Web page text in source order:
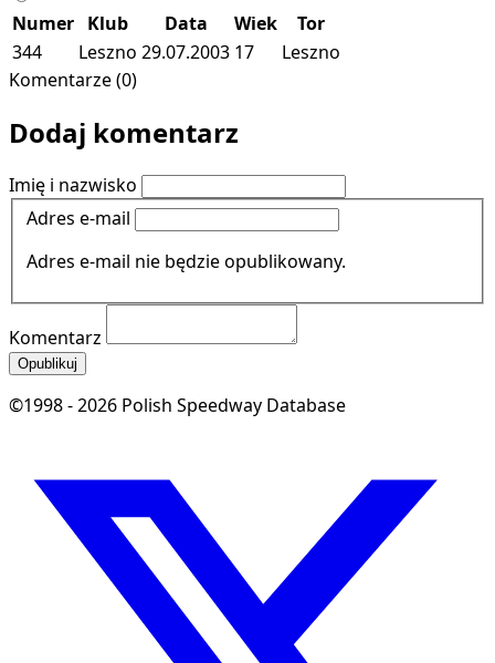
Numer Klub Data Wiek
Tor
344
Leszno 29.07.2003 17
Leszno
Komentarze (0)
Dodaj komentarz
Imię i nazwisko
Adres e-mail
Adres e-mail nie będzie opublikowany.
Komentarz
Opublikuj
©1998 - 2026 Polish Speedway Database